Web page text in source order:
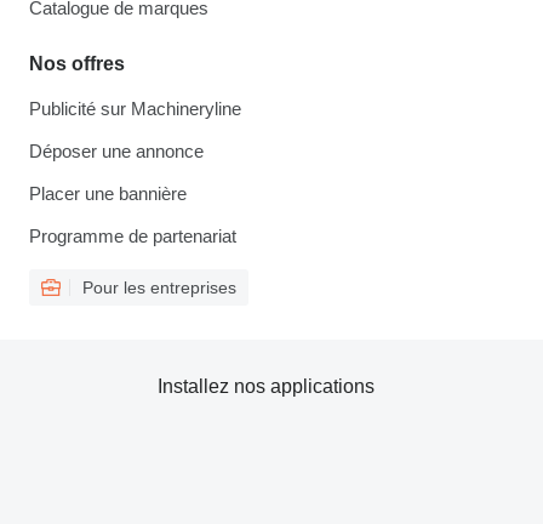
Catalogue de marques
Nos offres
Publicité sur Machineryline
Déposer une annonce
Placer une bannière
Programme de partenariat
Pour les entreprises
Installez nos applications